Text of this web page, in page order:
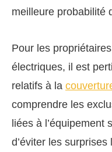
meilleure probabilité
Pour les
électriques, il est
relatifs à la
comprendre les
liées à l’équipement
d’éviter les surprises